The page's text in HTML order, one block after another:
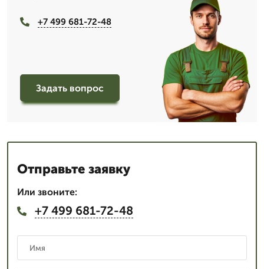
+7 499 681-72-48
Задать вопрос
Отправьте заявку
Или звоните:
+7 499 681-72-48